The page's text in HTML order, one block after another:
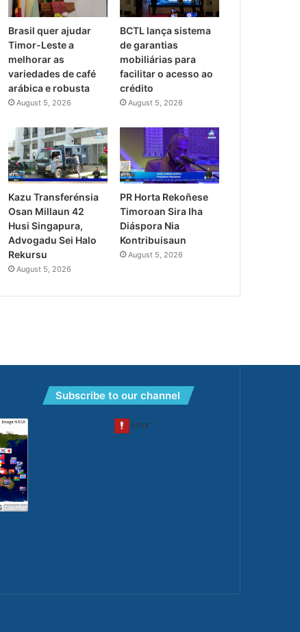
Brasil quer ajudar
Timor-Leste a
melhorar as
variedades de café
arábica e robusta
August 5, 2026
BCTL lança sistema
de garantias
mobiliárias para
facilitar o acesso ao
crédito
August 5, 2026
Kazu Transferénsia
Osan Millaun 42
Husi Singapura,
Advogadu Sei Halo
Rekursu
August 5, 2026
PR Horta Rekoñese
Timoroan Sira Iha
Diáspora Nia
Kontribuisaun
August 5, 2026
Subscribe to our channel